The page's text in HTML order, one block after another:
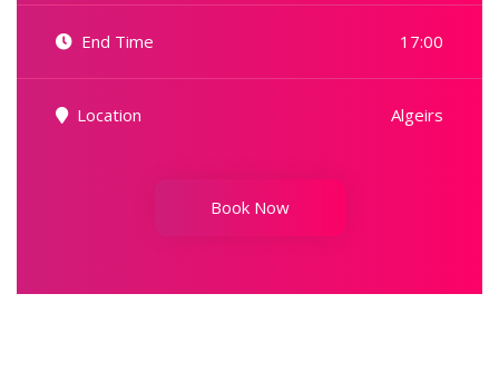
End Time 17:00
Location Algeirs
Book Now